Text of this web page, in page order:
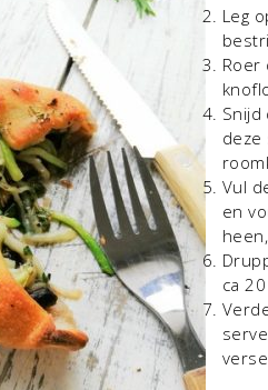
Leg
Roer
deze
Vul
en
ca